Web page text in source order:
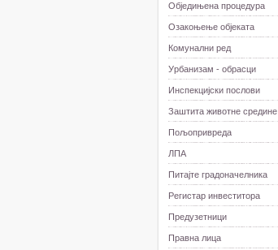
Обједињена процедура
Озакоњење објеката
Комунални ред
Урбанизам - обрасци
Инспекцијски послови
Заштита животне средине
Пољопривреда
ЛПА
Питајте градоначелника
Регистар инвеститора
Предузетници
Правна лица